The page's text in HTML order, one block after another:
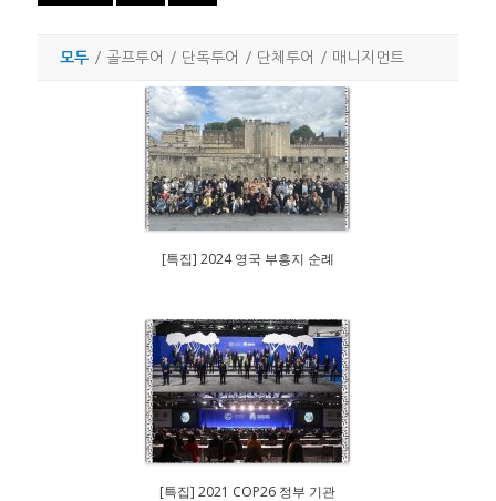
모두 / 골프투어 / 단독투어 / 단체투어 / 매니지먼트
[특집] 2024 영국 부흥지 순례
[특집] 2021 COP26 정부 기관